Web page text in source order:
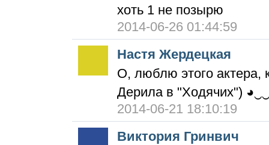
хоть 1 не позырю
2014-06-26 01:44:59
Настя Жердецкая
О, люблю этого актера,
Дерила в "Ходячих")
2014-06-21 18:10:19
Виктория Гринвич